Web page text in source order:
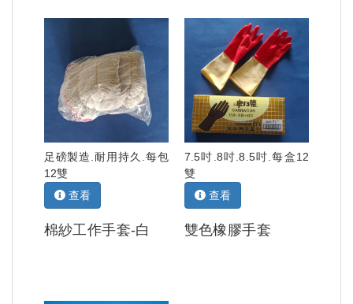
足磅製造.耐用持久.每包
12雙
查看
棉紗工作手套-白
7.5吋.8吋.8.5吋.每盒12
雙
查看
雙色橡膠手套